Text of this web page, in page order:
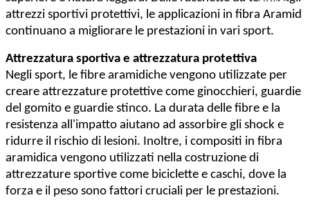
attrezzi sportivi protettivi, le applicazioni in fibra Aramid
continuano a migliorare le prestazioni in vari sport.
Attrezzatura sportiva e attrezzatura protettiva
Negli sport, le fibre aramidiche vengono utilizzate per
creare attrezzature protettive come ginocchieri, guardie
del gomito e guardie stinco. La durata delle fibre e la
resistenza all'impatto aiutano ad assorbire gli shock e
ridurre il rischio di lesioni. Inoltre, i compositi in fibra
aramidica vengono utilizzati nella costruzione di
attrezzature sportive come biciclette e caschi, dove la
forza e il peso sono fattori cruciali per le prestazioni.